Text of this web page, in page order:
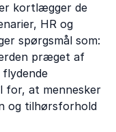
kortlægger de
HR og
spørgsmål som:
præget af
for, at mennesker
og tilhørsforhold